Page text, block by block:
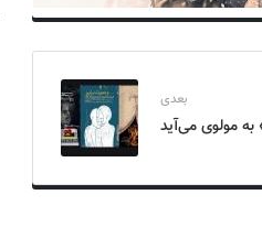
بعدی
مولوی می‌آید